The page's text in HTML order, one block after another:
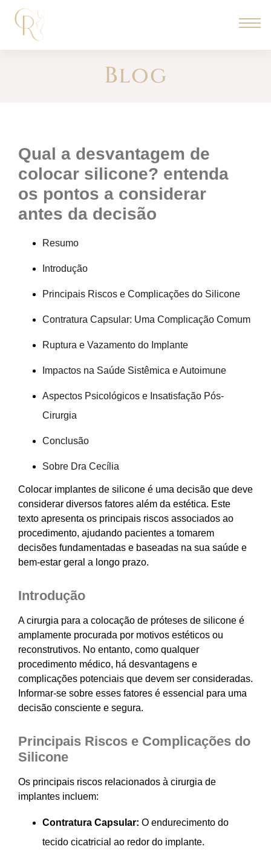
Blog
qual a desvantagem de
colocar silicone? entenda
os pontos a considerar
antes da decisão
Resumo
Introdução
Principais Riscos e Complicações do Silicone
Contratura Capsular: Uma Complicação Comum
Ruptura e Vazamento do Implante
Impactos na Saúde Sistêmica e Autoimune
Aspectos Psicológicos e Insatisfação Pós-
Cirurgia
Conclusão
Sobre Dra Cecília
Colocar implantes de silicone é uma decisão que deve
considerar diversos fatores além da estética. Este
texto apresenta os principais riscos associados ao
procedimento, ajudando pacientes a tomarem
decisões fundamentadas e baseadas na sua saúde e
bem-estar geral a longo prazo.
Introdução
A cirurgia para a colocação de próteses de silicone é
amplamente procurada por motivos estéticos ou
reconstrutivos. No entanto, como qualquer
procedimento médico, há desvantagens e
complicações potenciais que devem ser consideradas.
Informar-se sobre esses fatores é essencial para uma
decisão consciente e segura.
Principais Riscos e Complicações do
Silicone
Os principais riscos relacionados à cirurgia de
implantes incluem:
Contratura Capsular: O endurecimento do
tecido cicatricial ao redor do implante.